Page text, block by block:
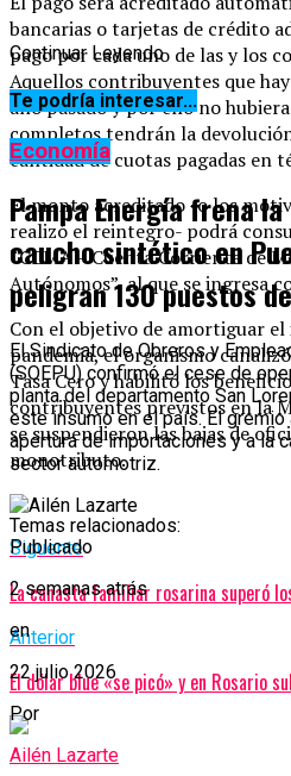
bancarias o tarjetas de crédito
pago por cada uno de las y los
Aquellos contribuyentes que
año pasado y por ello no
completos tendrán la
cantidad de cuotas pagadas en
El monto acreditado -o los
realizó el reintegro- podrá
“CCMA – Cuenta Corriente de
Autónomos”, al que se ingresa
Con el objetivo de amortiguar
pandemia, el organismo
Tasa Cero y habilitó los
contribuyentes previstos en la
se suspendieron las bajas de
monotributo.
Temas relacionados:
Siguente
La canasta familiar rosarina superó
Anterior
El dólar blue «se picó» y en Rosario
Continuar Leyendo
Te podría interesar...
Economía
Pampa Energía frena
caucho sintético en
peligran 130 puestos
El Sindicato de Obreros y
(SOEPU) confirmó el cese de
planta del departamento San
este insumo en el país. El
apertura de importaciones y a la
sector automotriz.
Publicado
2 semanas atrás
en
22 julio 2026
Por
Ailén Lazarte